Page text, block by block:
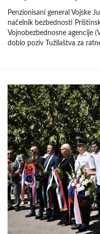
Penzionisani general Vojske
načelnik bezbednosti
Vojnobezbednosne agencije
dobio poziv Tužilaštva za